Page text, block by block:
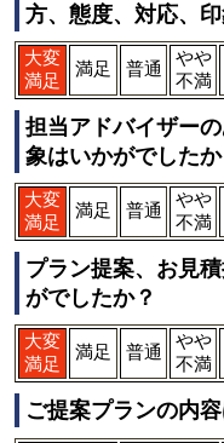
方、態度、対応、
大変
満足
満足 普通
やや
不満
担当アドバイザー
象はいかがでしたか
大変
満足
満足 普通
やや
不満
プラン提案、お見
がでしたか？
大変
満足
満足 普通
やや
不満
ご提案プランの内